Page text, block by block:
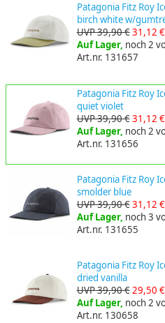
Patagonia Fitz Roy
birch white w/
UVP 39,90 €31,12 €
Auf Lager, noch 2
Art.nr. 131657
Patagonia Fitz Roy
quiet violet
UVP 39,90 €31,12 €
Auf Lager, noch 2
Art.nr. 131656
Patagonia Fitz Roy
smolder blue
UVP 39,90 €31,12 €
Auf Lager, noch 3
Art.nr. 131655
Patagonia Fitz Roy
dried vanilla
UVP 39,90 €29,50 €
Auf Lager, noch 2
Art.nr. 130658